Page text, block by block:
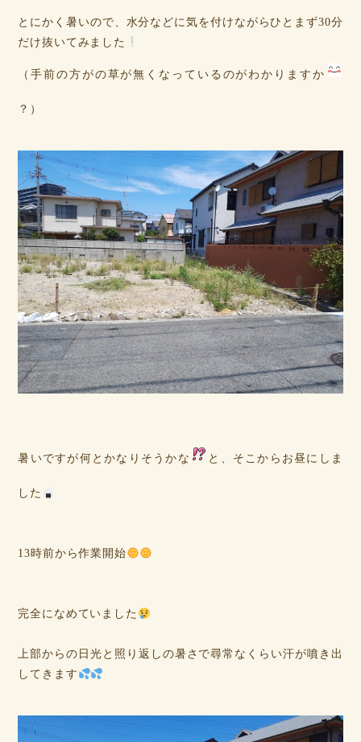
とにかく暑いので、水分などに気を付けながらひとまず30分
だけ抜いてみました
（手前の方がの草が無くなっているのがわかりますか
？）
暑いですが何とかなりそうかな と、そこからお昼にしま
した
13時前から作業開始
完全になめていました
上部からの日光と照り返しの暑さで尋常なくらい汗が噴き出
してきます